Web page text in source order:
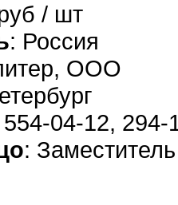
/ шт
: Россия
ООО
04-12, 294-
: